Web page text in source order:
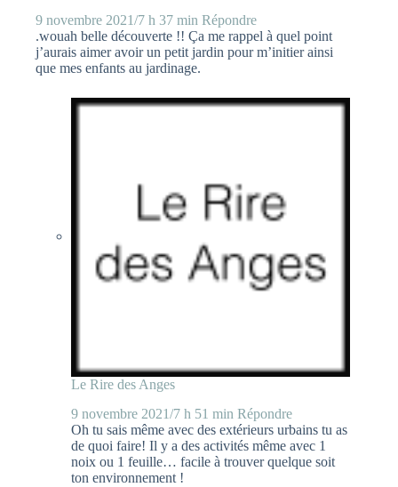
9 novembre 2021/7 h 37 min Répondre
.wouah belle découverte !! Ça me rappel à quel point
j’aurais aimer avoir un petit jardin pour m’initier ainsi
que mes enfants au jardinage.
Le Rire des Anges
9 novembre 2021/7 h 51 min Répondre
Oh tu sais même avec des extérieurs urbains tu as
de quoi faire! Il y a des activités même avec 1
noix ou 1 feuille… facile à trouver quelque soit
ton environnement !